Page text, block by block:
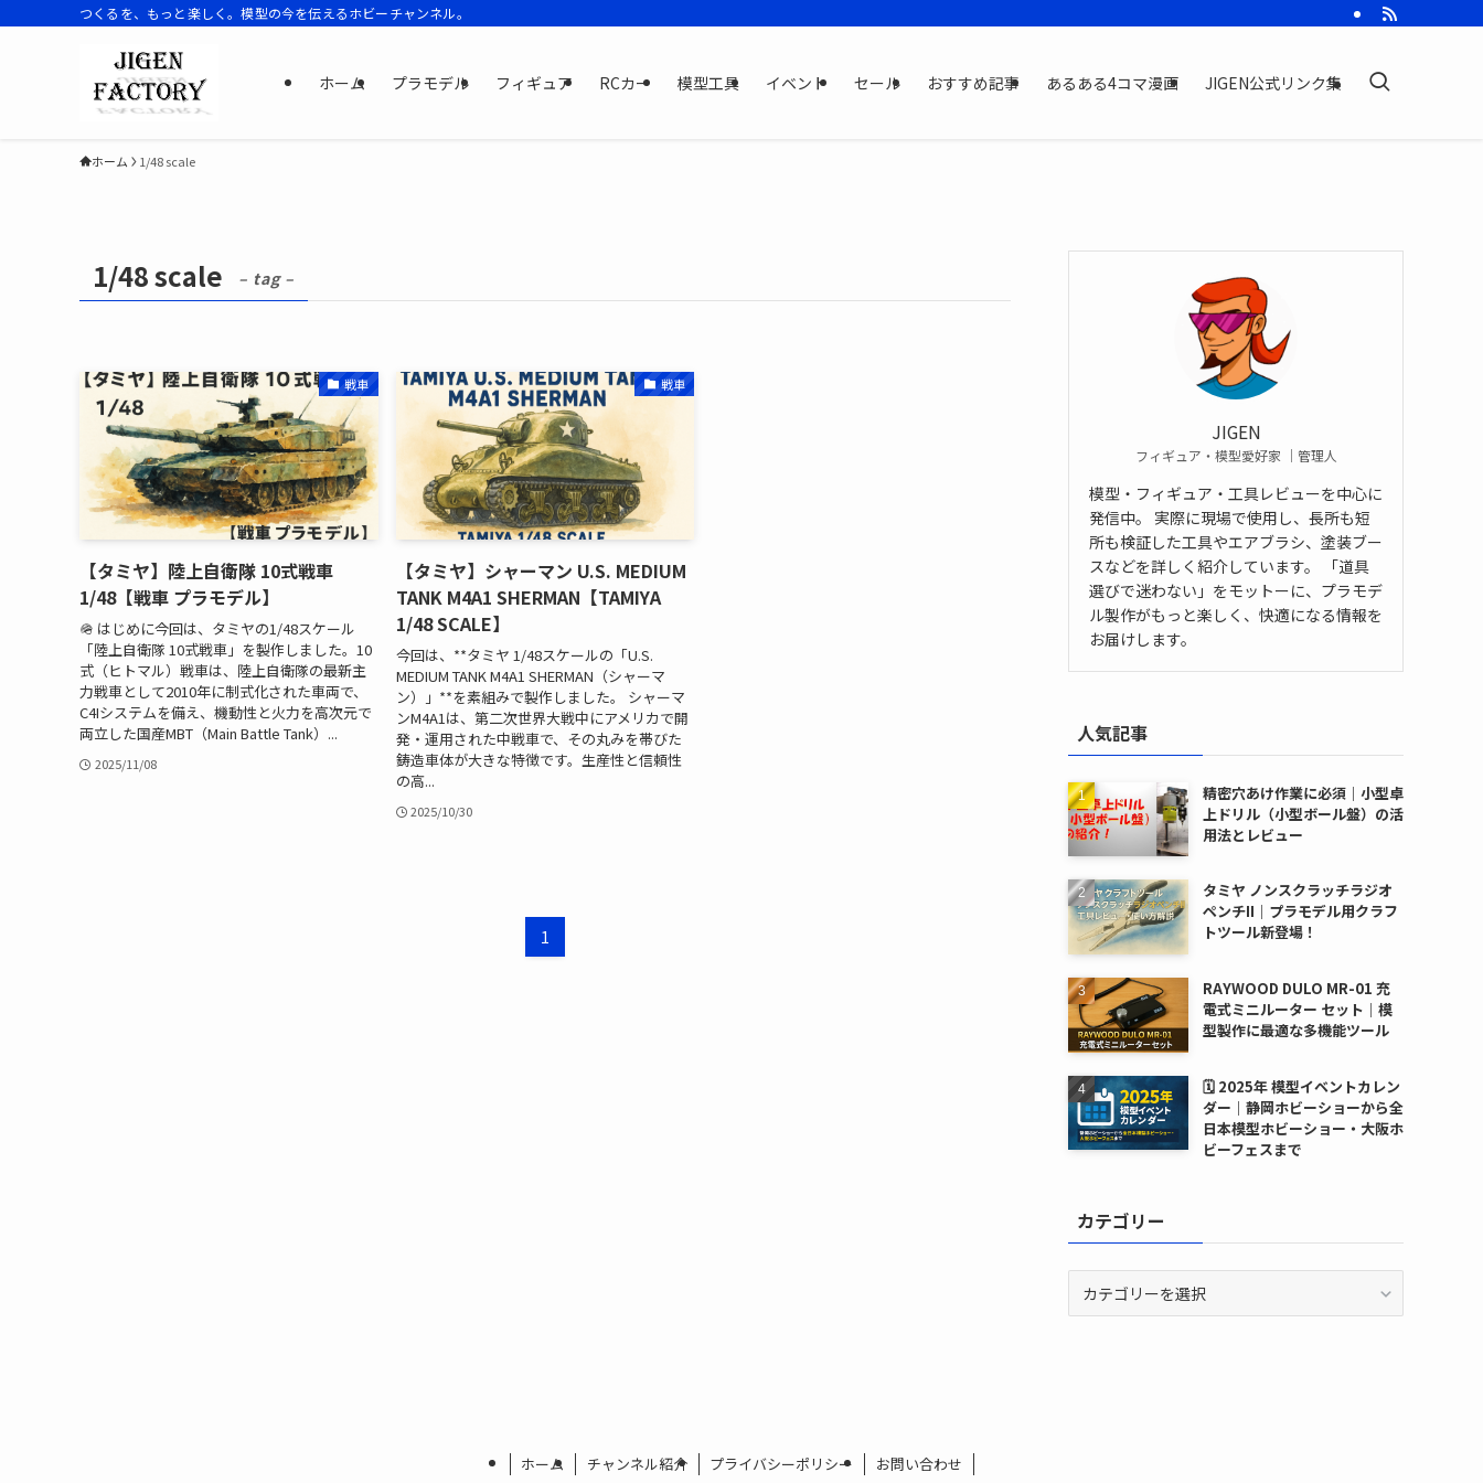
つくるを、もっと楽しく。模型の今を伝えるホビーチャンネル。
ホーム プラモデル フィギュア RCカー 模型工具 イベント セール おすすめ記事 あるある4コマ漫画 JIGEN公式リンク集
ホーム 1/48 scale
1/48 scale – tag –
戦車
【タミヤ】陸上自衛隊 10式戦車
1/48【戦車 プラモデル】
🪖 はじめに今回は、タミヤの1/48スケール
「陸上自衛隊 10式戦車」を製作しました。10
式（ヒトマル）戦車は、陸上自衛隊の最新主
力戦車として2010年に制式化された車両で、
C4Iシステムを備え、機動性と火力を高次元で
両立した国産MBT（Main Battle Tank）...
2025/11/08
戦車
【タミヤ】シャーマン U.S. MEDIUM
TANK M4A1 SHERMAN【TAMIYA
1/48 SCALE】
今回は、**タミヤ 1/48スケールの「U.S.
MEDIUM TANK M4A1 SHERMAN（シャーマ
ン）」**を素組みで製作しました。 シャーマ
ンM4A1は、第二次世界大戦中にアメリカで開
発・運用された中戦車で、その丸みを帯びた
鋳造車体が大きな特徴です。生産性と信頼性
の高...
2025/10/30
1
JIGEN
フィギュア・模型愛好家 ｜管理人
模型・フィギュア・工具レビューを中心に
発信中。 実際に現場で使用し、長所も短
所も検証した工具やエアブラシ、塗装ブー
スなどを詳しく紹介しています。 「道具
選びで迷わない」をモットーに、プラモデ
ル製作がもっと楽しく、快適になる情報を
お届けします。
人気記事
精密穴あけ作業に必須｜小型卓
上ドリル（小型ボール盤）の活
用法とレビュー
タミヤ ノンスクラッチラジオ
ペンチII｜プラモデル用クラフ
トツール新登場！
RAYWOOD DULO MR-01 充
電式ミニルーター セット｜模
型製作に最適な多機能ツール
🗓 2025年 模型イベントカレン
ダー｜静岡ホビーショーから全
日本模型ホビーショー・大阪ホ
ビーフェスまで
カテゴリー
ホーム チャンネル紹介 プライバシーポリシー お問い合わせ